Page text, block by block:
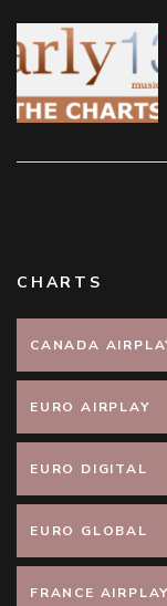
CHARTS
CANADA
EURO AIRPLAY
EURO DIGITAL
EURO GLOBAL
FRANCE AIRPLAY